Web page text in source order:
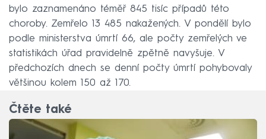
bylo zaznamenáno téměř 845 tisíc případů této
choroby. Zemřelo 13 485 nakažených. V pondělí bylo
podle ministerstva úmrtí 66, ale počty zemřelých ve
statistikách úřad pravidelně zpětně navyšuje. V
předchozích dnech se denní počty úmrtí pohybovaly
většinou kolem 150 až 170.
Čtěte také